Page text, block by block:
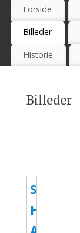
Forside
Billeder
Historie
Billeder
Sankt
Hans